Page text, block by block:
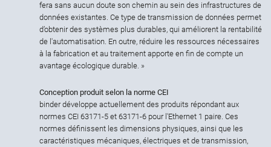
fera sans aucun doute son chemin au sein des infrastructures de
données existantes. Ce type de transmission de données permet
d’obtenir des systèmes plus durables, qui améliorent la rentabilité
de l'automatisation. En outre, réduire les ressources nécessaires
à la fabrication et au traitement apporte en fin de compte un
avantage écologique durable. »
Conception produit selon la norme CEI
binder développe actuellement des produits répondant aux
normes CEI 63171-5 et 63171-6 pour l'Ethernet 1 paire. Ces
normes définissent les dimensions physiques, ainsi que les
caractéristiques mécaniques, électriques et de transmission,